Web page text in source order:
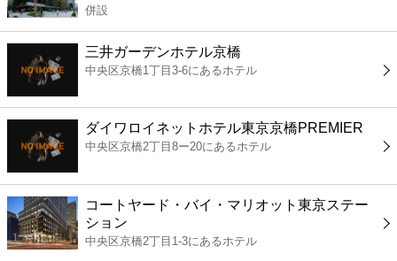
レジャー
書店
ファミレス
ファーストフード
カフェ
併設
三井ガーデンホテル京橋
中央区京橋1丁目3-6にあるホテル
ダイワロイネットホテル東京京橋PREMIER
中央区京橋2丁目8ー20にあるホテル
コートヤード・バイ・マリオット東京ステー
ション
中央区京橋2丁目1-3にあるホテル